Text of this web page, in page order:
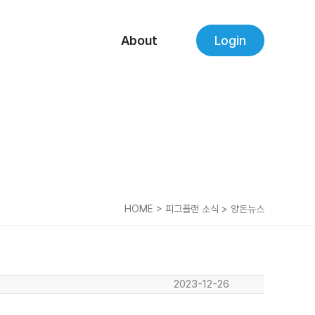
About Login
HOME > 피그플랜 소식 > 양돈뉴스
2023-12-26